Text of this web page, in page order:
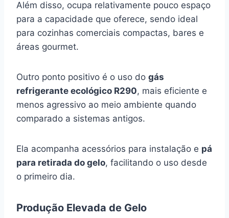
Além disso, ocupa relativamente pouco espaço
para a capacidade que oferece, sendo ideal
para cozinhas comerciais compactas, bares e
áreas gourmet.
Outro ponto positivo é o uso do gás
refrigerante ecológico R290, mais eficiente e
menos agressivo ao meio ambiente quando
comparado a sistemas antigos.
Ela acompanha acessórios para instalação e pá
para retirada do gelo, facilitando o uso desde
o primeiro dia.
Produção Elevada de Gelo